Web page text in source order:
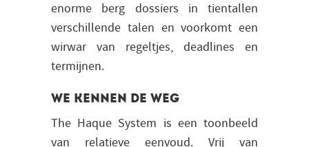
enorme berg dossiers in tientallen
verschillende talen en voorkomt een
wirwar van regeltjes, deadlines en
termijnen.
We kennen de weg
The Haque System is een toonbeeld
van relatieve eenvoud. Vrij van